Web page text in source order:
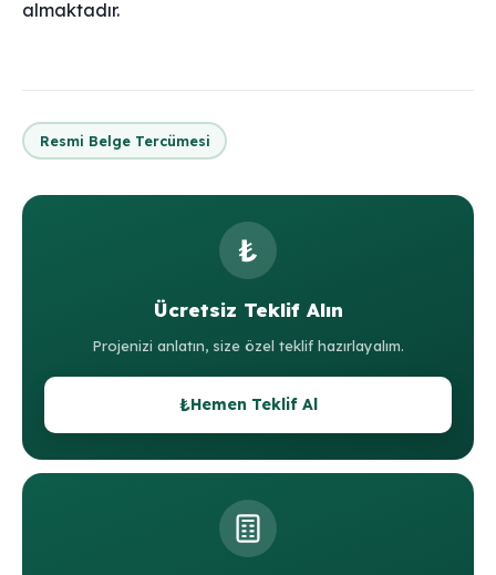
almaktadır.
Resmi Belge Tercümesi
₺
Ücretsiz Teklif Alın
Projenizi anlatın, size özel teklif hazırlayalım.
₺Hemen Teklif Al